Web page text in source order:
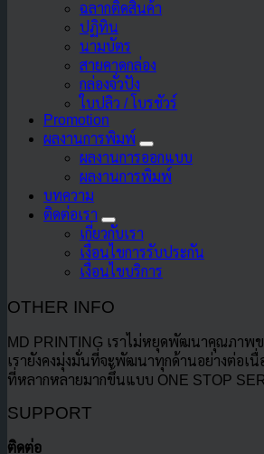
ฉลากติดสินค้า
ปฏิทิน
นามบัตร
สายคาดกล่อง
กล่องจั่วปัง
ใบปลิว / โบรชัวร์
Promotion
ผลงานการพิมพ์
ผลงานการออกแบบ
ผลงานการพิมพ์
บทความ
ติดต่อเรา
เกี่ยวกับเรา
เงื่อนไขการรับประกัน
เงื่อนไขบริการ
OTHER INFO
MD PRINTING เราไม่หยุดพัฒนาคุณภาพข
เรายังคงมุ่งมั่นที่จะพัฒนาทุกด้านอย่างต่อเ
ที่หลากหลายมากขึ้นแบบ ONE STOP
SUPPORT
ติดต่อ